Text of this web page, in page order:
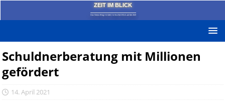
ZEIT IM BLICK
Das News-Blog mit dem kritischen Blick auf die Zeit!
Schuldnerberatung mit Millionen
gefördert
14. April 2021